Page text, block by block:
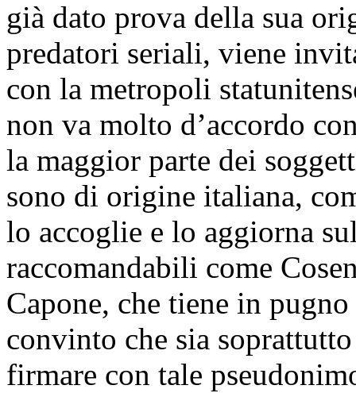
già dato prova della sua
predatori seriali, viene
con la metropoli
non va molto d’accordo
la maggior parte dei
sono di origine italiana,
lo accoglie e lo aggiorna
raccomandabili come
Capone, che tiene in
convinto che sia
firmare con tale